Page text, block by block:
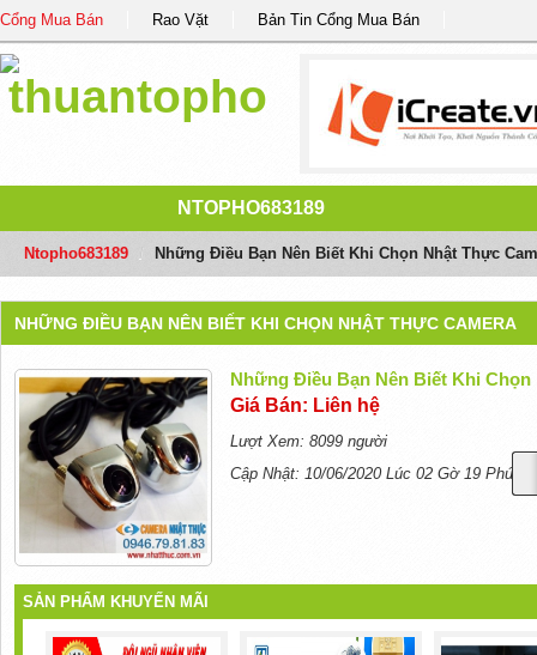
Cổng Mua Bán Rao Vặt Bản Tin Cổng Mua Bán
NTOPHO683189
Ntopho683189 Những Điều Bạn Nên Biết Khi Chọn Nhật Thực
NHỮNG ĐIỀU BẠN NÊN BIẾT KHI CHỌN NHẬT THỰC CAMERA
Những Điều Bạn Nên Biết Khi Chọn
Giá Bán: Liên hệ
Lượt Xem: 8099 người
Cập Nhật: 10/06/2020 Lúc 02 Gờ 19 Phút
SẢN PHẨM KHUYẾN MÃI